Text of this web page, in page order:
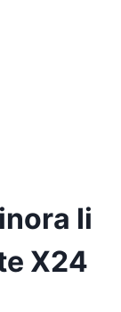
Ii
X24